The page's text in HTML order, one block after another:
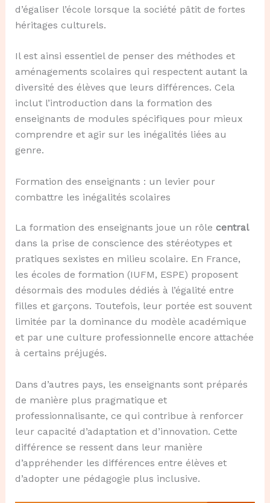
d’égaliser l’école lorsque la société pâtit de fortes
héritages culturels.
Il est ainsi essentiel de penser des méthodes et
aménagements scolaires qui respectent autant la
diversité des élèves que leurs différences. Cela
inclut l’introduction dans la formation des
enseignants de modules spécifiques pour mieux
comprendre et agir sur les inégalités liées au
genre.
Formation des enseignants : un levier pour
combattre les inégalités scolaires
La formation des enseignants joue un rôle central
dans la prise de conscience des stéréotypes et
pratiques sexistes en milieu scolaire. En France,
les écoles de formation (IUFM, ESPE) proposent
désormais des modules dédiés à l’égalité entre
filles et garçons. Toutefois, leur portée est souvent
limitée par la dominance du modèle académique
et par une culture professionnelle encore attachée
à certains préjugés.
Dans d’autres pays, les enseignants sont préparés
de manière plus pragmatique et
professionnalisante, ce qui contribue à renforcer
leur capacité d’adaptation et d’innovation. Cette
différence se ressent dans leur manière
d’appréhender les différences entre élèves et
d’adopter une pédagogie plus inclusive.